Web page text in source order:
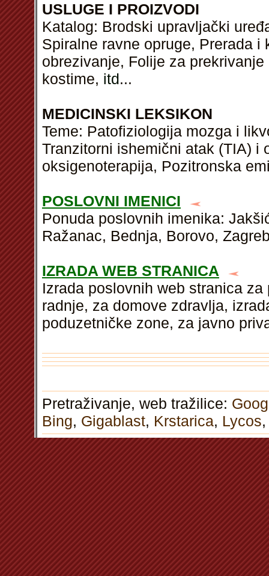
USLUGE I PROIZVODI
Katalog: Brodski upravljački
Spiralne ravne opruge, Prerada
obrezivanje, Folije za
kostime, itd...
MEDICINSKI LEKSIKON
Teme: Patofiziologija mozga i
Tranzitorni ishemični atak (TIA) i
oksigenoterapija, Pozitronska
POSLOVNI IMENICI
Ponuda poslovnih imenika:
Ražanac, Bednja, Borovo,
IZRADA WEB STRANICA
Izrada poslovnih web stranica
radnje, za domove zdravlja,
poduzetničke zone, za javno
Pretraživanje, web tražilice:
Bing, Gigablast, Krstarica, Lycos